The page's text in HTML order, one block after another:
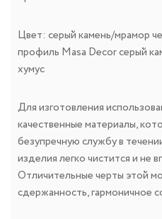
Цвет: серый камень/мрамор
профиль Masa Decor серый
хумус
Для изготовления
качественные материалы,
безупречную службу в
изделия легко чистится и не
Отличительные черты этой
сдержанность, гармоничное